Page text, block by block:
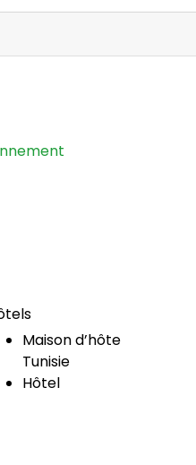
Maison d’hôte
Tunisie
Hôtel